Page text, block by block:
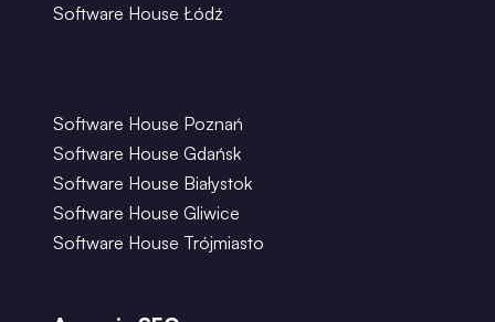
Software House Łódź
Software House Poznań
Software House Gdańsk
Software House Białystok
Software House Gliwice
Software House Trójmiasto